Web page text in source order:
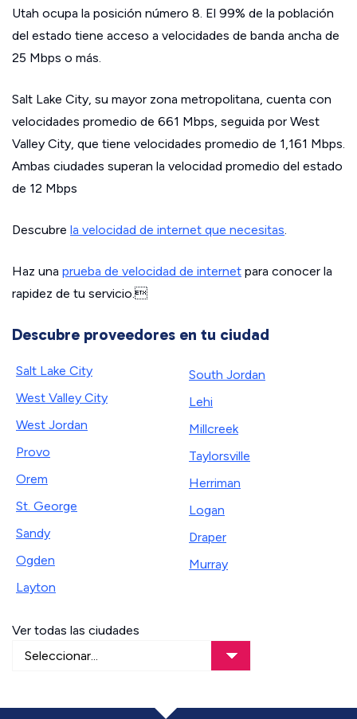
Utah ocupa la posición número 8. El 99% de la población
del estado tiene acceso a velocidades de banda ancha de
25 Mbps o más.
Salt Lake City, su mayor zona metropolitana, cuenta con
velocidades promedio de 661 Mbps, seguida por West
Valley City, que tiene velocidades promedio de 1,161 Mbps.
Ambas ciudades superan la velocidad promedio del estado
de 12 Mbps
Descubre la velocidad de internet que necesitas.
Haz una prueba de velocidad de internet para conocer la
rapidez de tu servicio.
Descubre proveedores en tu ciudad
Salt Lake City
West Valley City
West Jordan
Provo
Orem
St. George
Sandy
Ogden
Layton
South Jordan
Lehi
Millcreek
Taylorsville
Herriman
Logan
Draper
Murray
Ver todas las ciudades